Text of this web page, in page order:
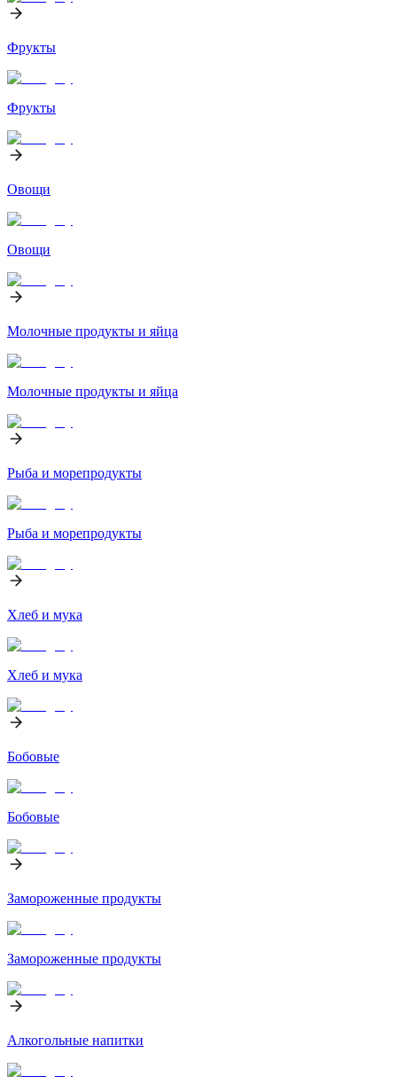
Фрукты
Фрукты
Овощи
Овощи
Молочные продукты и яйца
Молочные продукты и яйца
Рыба и морепродукты
Рыба и морепродукты
Хлеб и мука
Хлеб и мука
Бобовые
Бобовые
Замороженные продукты
Замороженные продукты
Алкогольные напитки